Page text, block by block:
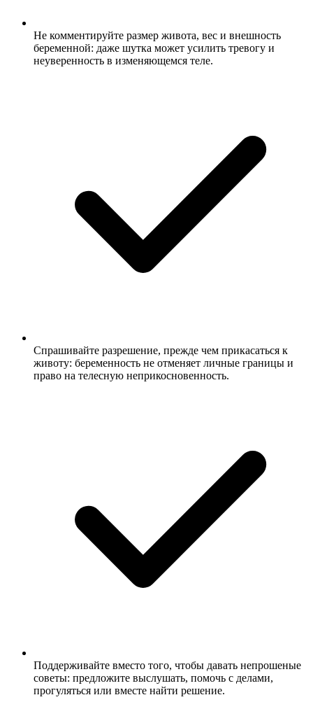
Не комментируйте размер живота, вес и внешность
беременной: даже шутка может усилить тревогу и
неуверенность в изменяющемся теле.
Спрашивайте разрешение, прежде чем прикасаться к
животу: беременность не отменяет личные границы и
право на телесную неприкосновенность.
Поддерживайте вместо того, чтобы давать непрошеные
советы: предложите выслушать, помочь с делами,
прогуляться или вместе найти решение.